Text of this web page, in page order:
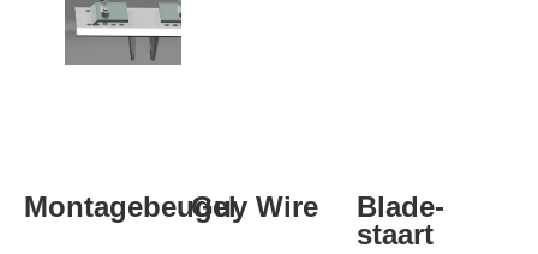
MontagebeugelGuy Wire
Blade-
staart